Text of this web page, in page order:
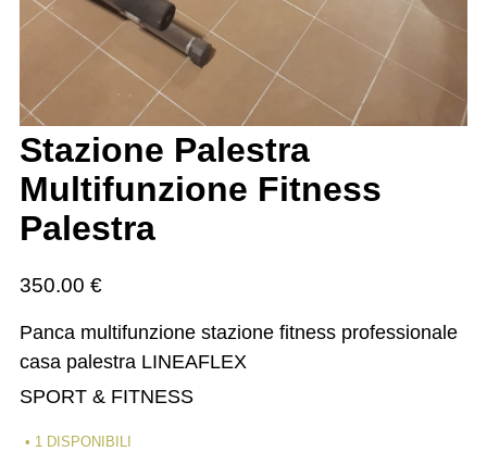
Stazione Palestra
Multifunzione Fitness
Palestra
350.00 €
Panca multifunzione stazione fitness professionale
casa palestra LINEAFLEX
SPORT & FITNESS
1 DISPONIBILI